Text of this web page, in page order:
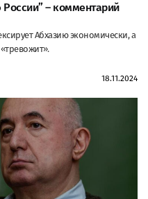
России” – комментарий
Абхазию экономически, а
18.11.2024